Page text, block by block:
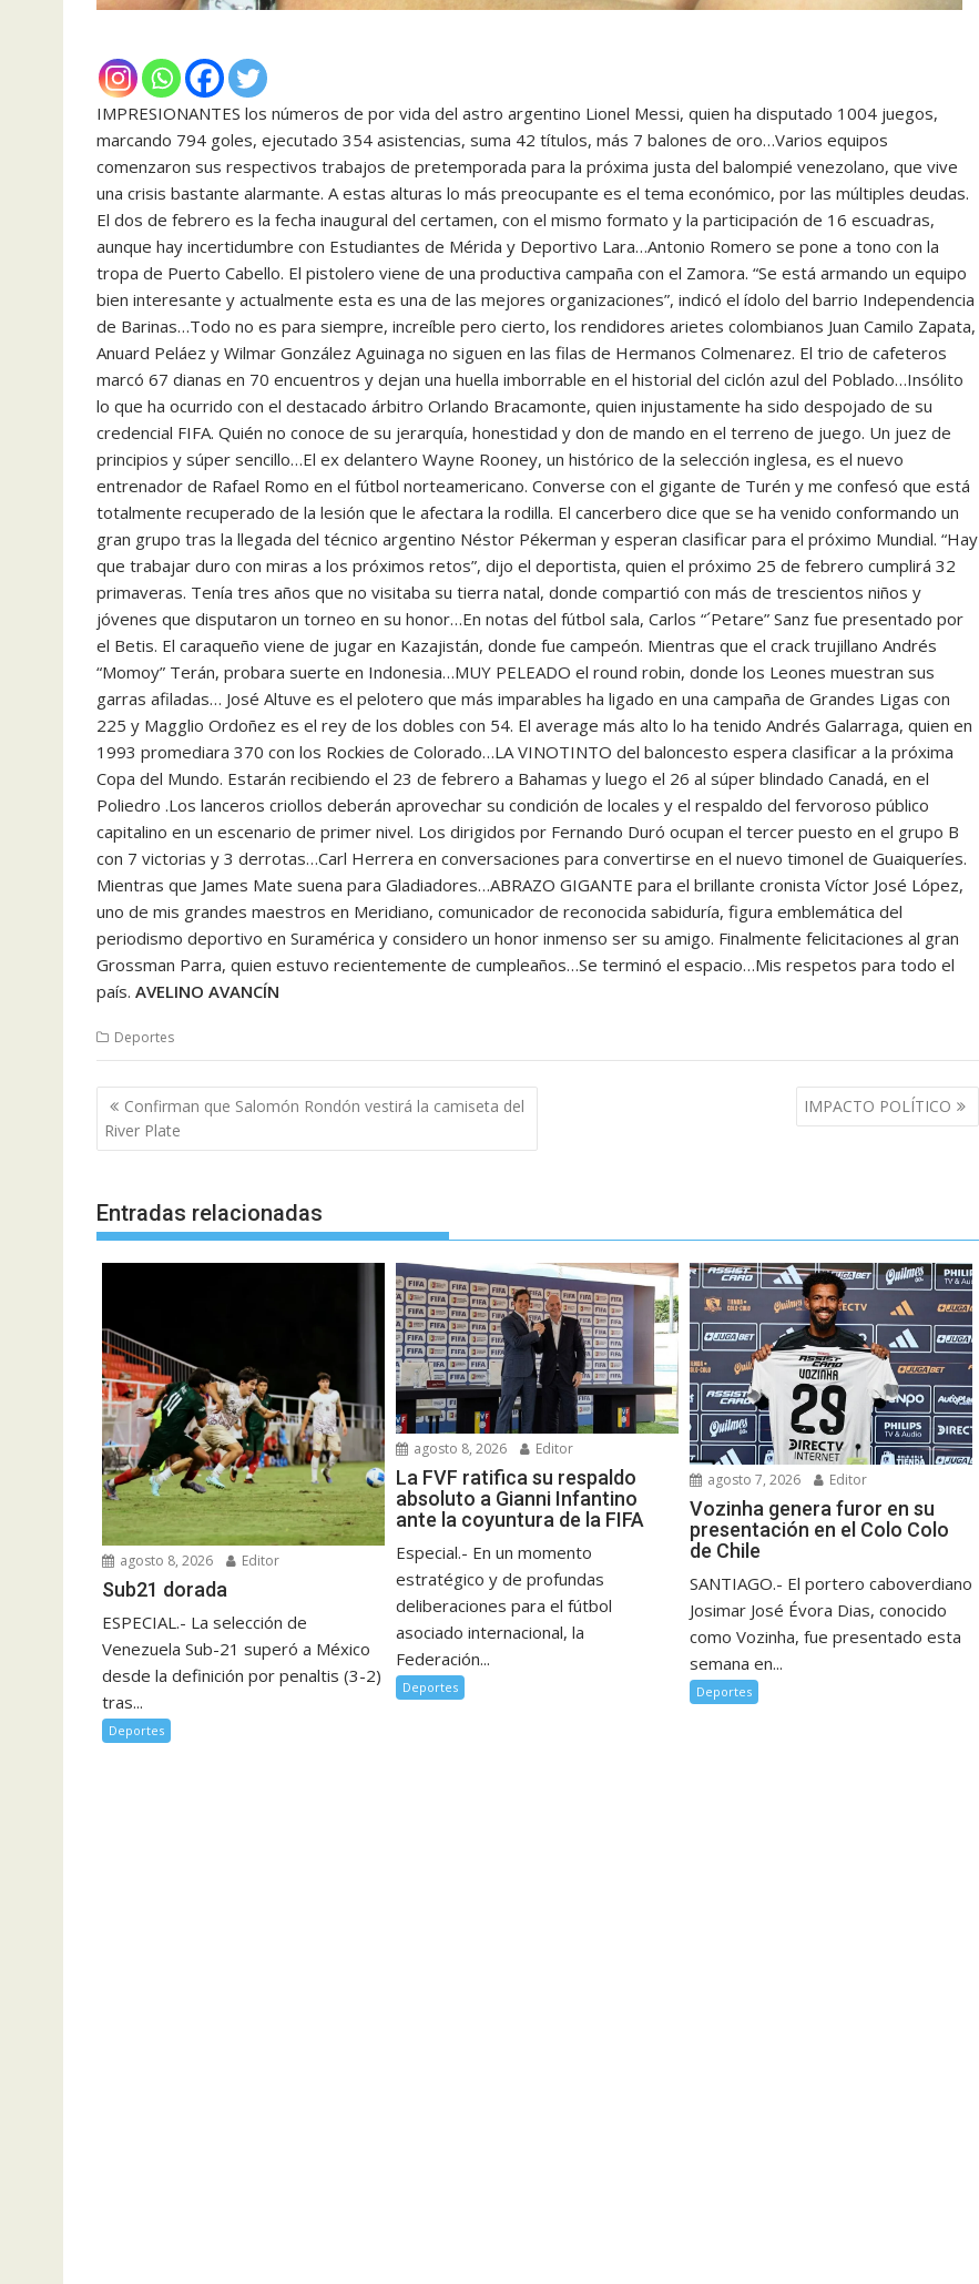
IMPRESIONANTES los números de por vida del astro argentino Lionel Messi, quien ha disputado 1004 juegos,
marcando 794 goles, ejecutado 354 asistencias, suma 42 títulos, más 7 balones de oro…Varios equipos
comenzaron sus respectivos trabajos de pretemporada para la próxima justa del balompié venezolano, que vive
una crisis bastante alarmante. A estas alturas lo más preocupante es el tema económico, por las múltiples deudas.
El dos de febrero es la fecha inaugural del certamen, con el mismo formato y la participación de 16 escuadras,
aunque hay incertidumbre con Estudiantes de Mérida y Deportivo Lara…Antonio Romero se pone a tono con la
tropa de Puerto Cabello. El pistolero viene de una productiva campaña con el Zamora. “Se está armando un equipo
bien interesante y actualmente esta es una de las mejores organizaciones”, indicó el ídolo del barrio Independencia
de Barinas…Todo no es para siempre, increíble pero cierto, los rendidores arietes colombianos Juan Camilo Zapata,
Anuard Peláez y Wilmar González Aguinaga no siguen en las filas de Hermanos Colmenarez. El trio de cafeteros
marcó 67 dianas en 70 encuentros y dejan una huella imborrable en el historial del ciclón azul del Poblado…Insólito
lo que ha ocurrido con el destacado árbitro Orlando Bracamonte, quien injustamente ha sido despojado de su
credencial FIFA. Quién no conoce de su jerarquía, honestidad y don de mando en el terreno de juego. Un juez de
principios y súper sencillo…El ex delantero Wayne Rooney, un histórico de la selección inglesa, es el nuevo
entrenador de Rafael Romo en el fútbol norteamericano. Converse con el gigante de Turén y me confesó que está
totalmente recuperado de la lesión que le afectara la rodilla. El cancerbero dice que se ha venido conformando un
gran grupo tras la llegada del técnico argentino Néstor Pékerman y esperan clasificar para el próximo Mundial. “Hay
que trabajar duro con miras a los próximos retos”, dijo el deportista, quien el próximo 25 de febrero cumplirá 32
primaveras. Tenía tres años que no visitaba su tierra natal, donde compartió con más de trescientos niños y
jóvenes que disputaron un torneo en su honor…En notas del fútbol sala, Carlos “´Petare” Sanz fue presentado por
el Betis. El caraqueño viene de jugar en Kazajistán, donde fue campeón. Mientras que el crack trujillano Andrés
“Momoy” Terán, probara suerte en Indonesia…MUY PELEADO el round robin, donde los Leones muestran sus
garras afiladas… José Altuve es el pelotero que más imparables ha ligado en una campaña de Grandes Ligas con
225 y Magglio Ordoñez es el rey de los dobles con 54. El average más alto lo ha tenido Andrés Galarraga, quien en
1993 promediara 370 con los Rockies de Colorado…LA VINOTINTO del baloncesto espera clasificar a la próxima
Copa del Mundo. Estarán recibiendo el 23 de febrero a Bahamas y luego el 26 al súper blindado Canadá, en el
Poliedro .Los lanceros criollos deberán aprovechar su condición de locales y el respaldo del fervoroso público
capitalino en un escenario de primer nivel. Los dirigidos por Fernando Duró ocupan el tercer puesto en el grupo B
con 7 victorias y 3 derrotas…Carl Herrera en conversaciones para convertirse en el nuevo timonel de Guaiqueríes.
Mientras que James Mate suena para Gladiadores…ABRAZO GIGANTE para el brillante cronista Víctor José López,
uno de mis grandes maestros en Meridiano, comunicador de reconocida sabiduría, figura emblemática del
periodismo deportivo en Suramérica y considero un honor inmenso ser su amigo. Finalmente felicitaciones al gran
Grossman Parra, quien estuvo recientemente de cumpleaños…Se terminó el espacio…Mis respetos para todo el
país. AVELINO AVANCÍN
Deportes
Navegación
de
entradas
Confirman que Salomón Rondón vestirá la camiseta del
River Plate
IMPACTO POLÍTICO
Entradas relacionadas
agosto 8, 2026 Editor
Sub21 dorada
ESPECIAL.- La selección de
Venezuela Sub-21 superó a México
desde la definición por penaltis (3-2)
tras...
Deportes
agosto 8, 2026 Editor
La FVF ratifica su respaldo
absoluto a Gianni Infantino
ante la coyuntura de la FIFA
Especial.- En un momento
estratégico y de profundas
deliberaciones para el fútbol
asociado internacional, la
Federación...
Deportes
agosto 7, 2026 Editor
Vozinha genera furor en su
presentación en el Colo Colo
de Chile
SANTIAGO.- El portero caboverdiano
Josimar José Évora Dias, conocido
como Vozinha, fue presentado esta
semana en...
Deportes